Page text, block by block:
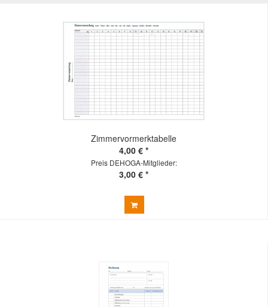
Zimmervormerktabelle
4,00 € *
Preis DEHOGA-Mitglieder:
3,00 € *